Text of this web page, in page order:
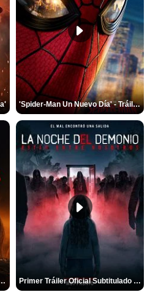
'Spider-Man Un Nuevo Día' - Tráiler oficial subtitulado
'Evil Dead: En Llamas' Primer Tráiler Oficial Subtitulado de 'La Noche Del Demonio: Están Entre Nosotros'